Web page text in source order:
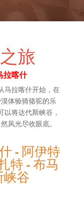
旅
拉喀什
马拉喀什开始，在
体验骑骆驼的乐
将达代斯峡谷，
风光尽收眼底。
- 阿伊特
特 - 布马
峡谷